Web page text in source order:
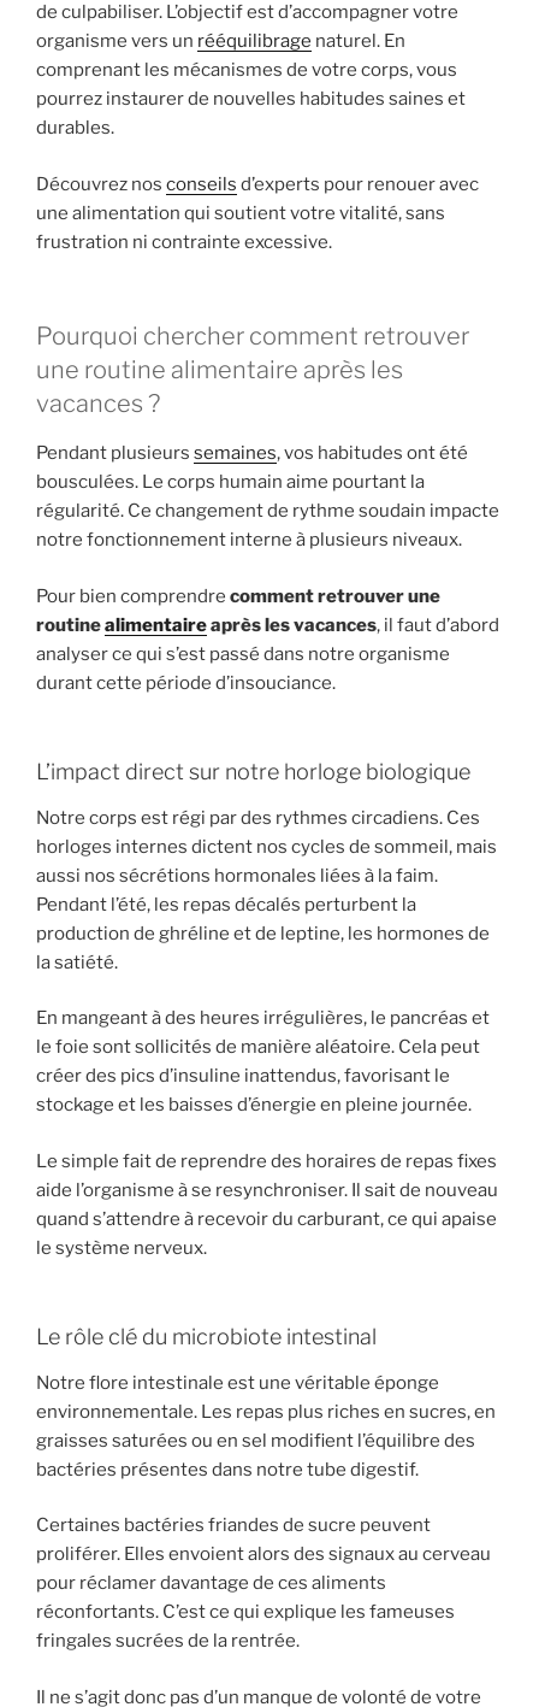
de culpabiliser. L’objectif est d’accompagner votre
organisme vers un rééquilibrage naturel. En
comprenant les mécanismes de votre corps, vous
pourrez instaurer de nouvelles habitudes saines et
durables.
Découvrez nos conseils d’experts pour renouer avec
une alimentation qui soutient votre vitalité, sans
frustration ni contrainte excessive.
Pourquoi chercher comment retrouver
une routine alimentaire après les
vacances ?
Pendant plusieurs semaines, vos habitudes ont été
bousculées. Le corps humain aime pourtant la
régularité. Ce changement de rythme soudain impacte
notre fonctionnement interne à plusieurs niveaux.
Pour bien comprendre comment retrouver une
routinealimentaireaprès les vacances, il faut d’abord
analyser ce qui s’est passé dans notre organisme
durant cette période d’insouciance.
L’impact direct sur notre horloge biologique
Notre corps est régi par des rythmes circadiens. Ces
horloges internes dictent nos cycles de sommeil, mais
aussi nos sécrétions hormonales liées à la faim.
Pendant l’été, les repas décalés perturbent la
production de ghréline et de leptine, les hormones de
la satiété.
En mangeant à des heures irrégulières, le pancréas et
le foie sont sollicités de manière aléatoire. Cela peut
créer des pics d’insuline inattendus, favorisant le
stockage et les baisses d’énergie en pleine journée.
Le simple fait de reprendre des horaires de repas fixes
aide l’organisme à se resynchroniser. Il sait de nouveau
quand s’attendre à recevoir du carburant, ce qui apaise
le système nerveux.
Le rôle clé du microbiote intestinal
Notre flore intestinale est une véritable éponge
environnementale. Les repas plus riches en sucres, en
graisses saturées ou en sel modifient l’équilibre des
bactéries présentes dans notre tube digestif.
Certaines bactéries friandes de sucre peuvent
proliférer. Elles envoient alors des signaux au cerveau
pour réclamer davantage de ces aliments
réconfortants. C’est ce qui explique les fameuses
fringales sucrées de la rentrée.
Il ne s’agit donc pas d’un manque de volonté de votre